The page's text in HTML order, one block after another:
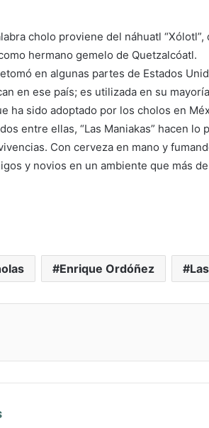
cholo proviene del náhuatl
hermano gemelo de Quetzalcóatl.
en algunas partes de Estados
en ese país; es utilizada en su
ha sido adoptado por los cholos en
entre ellas, “Las Maniakas” hacen lo
Con cerveza en mano y
y novios en un ambiente que más
Enrique Ordóñez